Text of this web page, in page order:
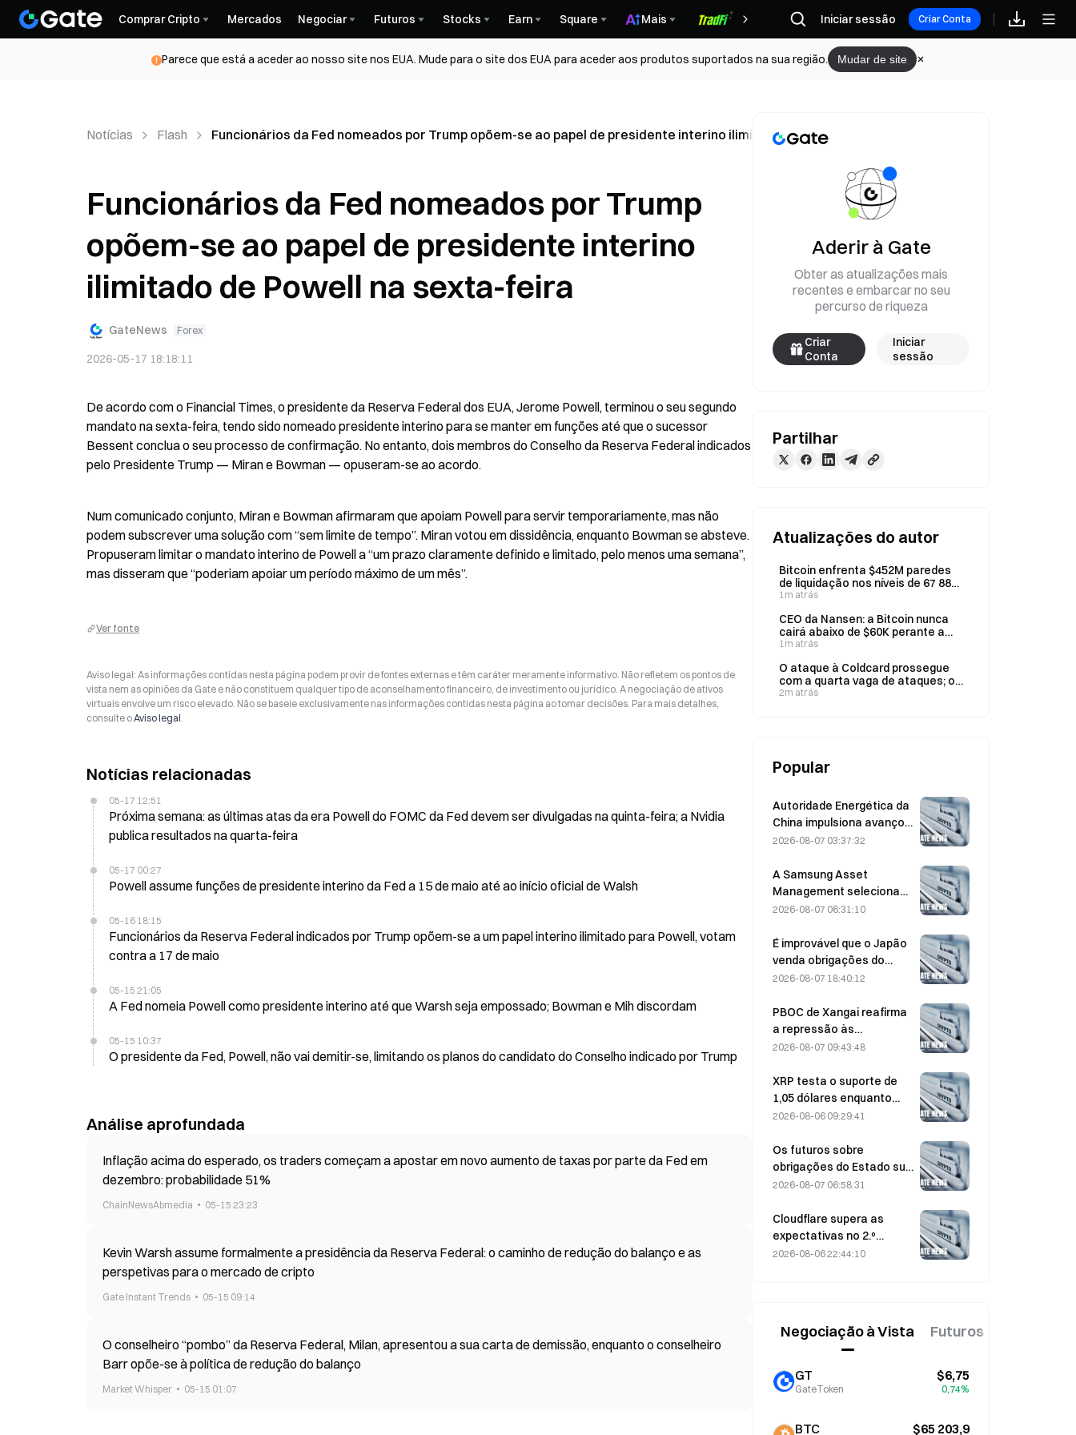
Comprar Cripto Mercados Negociar Futuros Stocks Earn Square Mais Recompensas
Iniciar sessão Criar Conta
Parece que está a aceder ao nosso site nos EUA. Mude para o site dos EUA para aceder aos produtos suportados na sua região. Mudar de site
Notícias Flash Funcionários da Fed nomeados por Trump opõem-se ao papel de presidente interino ilimitado de Powell na sexta-feira
Funcionários da Fed nomeados por Trump
opõem-se ao papel de presidente interino
ilimitado de Powell na sexta-feira
GateNews Forex
2026-05-17 18:18:11
De acordo com o Financial Times, o presidente da Reserva Federal dos EUA, Jerome Powell, terminou o seu segundo
mandato na sexta-feira, tendo sido nomeado presidente interino para se manter em funções até que o sucessor
Bessent conclua o seu processo de confirmação. No entanto, dois membros do Conselho da Reserva Federal indicados
pelo Presidente Trump — Miran e Bowman — opuseram-se ao acordo.
Num comunicado conjunto, Miran e Bowman afirmaram que apoiam Powell para servir temporariamente, mas não
podem subscrever uma solução com “sem limite de tempo”. Miran votou em dissidência, enquanto Bowman se absteve.
Propuseram limitar o mandato interino de Powell a “um prazo claramente definido e limitado, pelo menos uma semana”,
mas disseram que “poderiam apoiar um período máximo de um mês”.
Ver fonte
Aviso legal: As informações contidas nesta página podem provir de fontes externas e têm caráter meramente informativo. Não refletem os pontos de
vista nem as opiniões da Gate e não constituem qualquer tipo de aconselhamento financeiro, de investimento ou jurídico. A negociação de ativos
virtuais envolve um risco elevado. Não se baseie exclusivamente nas informações contidas nesta página ao tomar decisões. Para mais detalhes,
consulte oAviso legal.
Notícias relacionadas
05-17 12:51
Próxima semana: as últimas atas da era Powell do FOMC da Fed devem ser divulgadas na quinta-feira; a Nvidia
publica resultados na quarta-feira
05-17 00:27
Powell assume funções de presidente interino da Fed a 15 de maio até ao início oficial de Walsh
05-16 18:15
Funcionários da Reserva Federal indicados por Trump opõem-se a um papel interino ilimitado para Powell, votam
contra a 17 de maio
05-15 21:05
A Fed nomeia Powell como presidente interino até que Warsh seja empossado; Bowman e Mih discordam
05-15 10:37
O presidente da Fed, Powell, não vai demitir-se, limitando os planos do candidato do Conselho indicado por Trump
Análise aprofundada
Inflação acima do esperado, os traders começam a apostar em novo aumento de taxas por parte da Fed em
dezembro: probabilidade 51%
ChainNewsAbmedia 05-15 23:23
Kevin Warsh assume formalmente a presidência da Reserva Federal: o caminho de redução do balanço e as
perspetivas para o mercado de cripto
Gate Instant Trends 05-15 09:14
O conselheiro “pombo” da Reserva Federal, Milan, apresentou a sua carta de demissão, enquanto o conselheiro
Barr opõe-se à política de redução do balanço
Market Whisper 05-15 01:07
Aderir à Gate
Obter as atualizações mais
recentes e embarcar no seu
percurso de riqueza
Criar
Conta
Iniciar
sessão
Partilhar
Atualizações do autor
Bitcoin enfrenta $452M paredes
de liquidação nos níveis de 67 880
e 62 100 dólares a 9 de agosto
1m atrás
CEO da Nansen: a Bitcoin nunca
cairá abaixo de $60K perante a
contínua flexibilização monetária
1m atrás
O ataque à Coldcard prossegue
com a quarta vaga de ataques; os
ETF de Bitcoin registam entradas
2m atrás
Popular
Autoridade Energética da
China impulsiona avanços
nos semicondutores de
equipamento UHV
2026-08-07 03:37:32
A Samsung Asset
Management seleciona
três parceiros de capital
de um fundo de 90 mil
milhões de KRW
2026-08-07 06:31:10
É improvável que o Japão
venda obrigações do
Tesouro dos EUA com
para intervir; impacto
limitado nas rendibilidades
de longo prazo
2026-08-07 18:40:12
PBOC de Xangai reafirma
a repressão às
criptomoedas na reunião
agosto
2026-08-07 09:43:48
XRP testa o suporte de
1,05 dólares enquanto
Ethereum se mantém nos
reduzido
2026-08-06 09:29:41
Os futuros sobre
obrigações do Estado sul-
coreano a 3 e 10 anos
antes do leilão da próxima
semana
2026-08-07 06:58:31
Cloudflare supera as
expectativas no 2.º
trimestre, com receitas
fecho
2026-08-06 22:44:10
Negociação à Vista Futuros
GT
GateToken
$6,75
0,74%
BTC $65 203,9